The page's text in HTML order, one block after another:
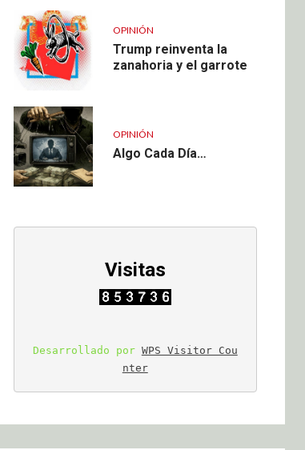
OPINIÓN
Trump reinventa la
zanahoria y el garrote
OPINIÓN
Algo Cada Día…
Visitas
Desarrollado por WPS Visitor Cou
nter